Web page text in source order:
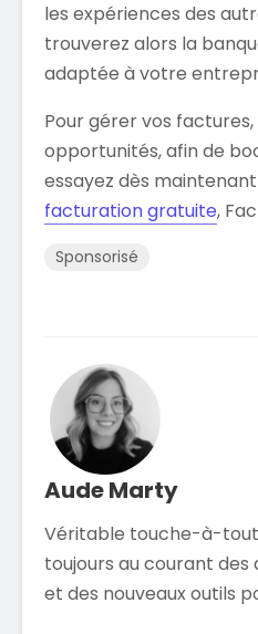
les expériences des
trouverez alors la
adaptée à votre
Pour gérer vos
opportunités, afin de
essayez dès
facturation gratuite,
Sponsorisé
Aude Marty
Véritable touche-à-tout
toujours au courant des
et des nouveaux outils